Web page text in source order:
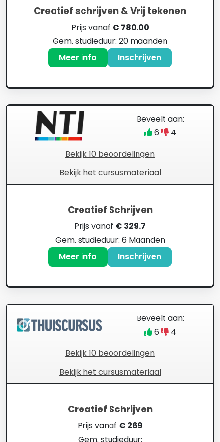
Creatief schrijven & Vrij tekenen
Prijs vanaf € 780.00
Gem. studieduur: 20 maanden
Meer info
Inschrijven
Bekijk 10 beoordelingen
Beveelt aan:
6
4
Bekijk het cursusmateriaal
Creatief Schrijven
Prijs vanaf € 329.7
Gem. studieduur: 6 Maanden
Meer info
Inschrijven
Bekijk 10 beoordelingen
Beveelt aan:
6
4
Bekijk het cursusmateriaal
Creatief Schrijven
Prijs vanaf € 269
Gem. studieduur: